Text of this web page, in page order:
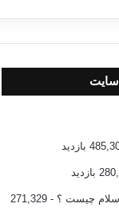
سایت
چیست ؟
- 271,329